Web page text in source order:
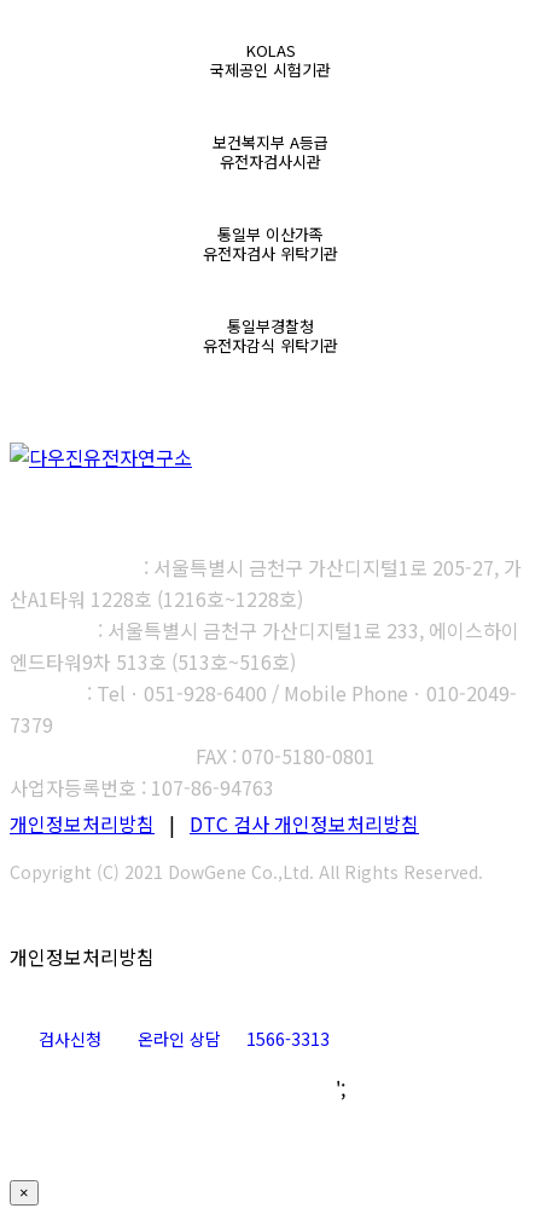
KOLAS
국제공인 시험기관
보건복지부 A등급
유전자검사시관
통일부 이산가족
유전자검사 위탁기관
통일부경찰청
유전자감식 위탁기관
: 서울특별시 금천구 가산디지털1로 205-27, 가
산A1타워 1228호 (1216호~1228호)
: 서울특별시 금천구 가산디지털1로 233, 에이스하이
엔드타워9차 513호 (513호~516호)
: Telㆍ051-928-6400 / Mobile Phoneㆍ010-2049-
7379
FAX : 070-5180-0801
사업자등록번호 : 107-86-94763
개인정보처리방침 | DTC 검사 개인정보처리방침
Copyright (C) 2021 DowGene Co.,Ltd. All Rights Reserved.
개인정보처리방침
검사신청 온라인 상담 1566-3313
Go
';
×